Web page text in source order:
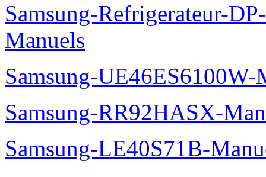
Samsung-Refrigerateur-
Manuels
Samsung-UE46ES6100W-
Samsung-RR92HASX-
Samsung-LE40S71B-